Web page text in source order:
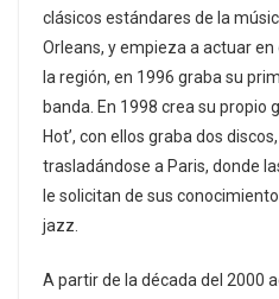
clásicos estándares de la
Orleans, y empieza a actuar
la región, en 1996 graba su
banda. En 1998 crea su propio
Hot’, con ellos graba dos
trasladándose a Paris, donde
le solicitan de sus
jazz.
A partir de la década del 2000